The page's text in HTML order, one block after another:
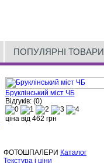
ПОПУЛЯРНІ ТОВАРИ
Бруклінський міст ЧБ
Відгуків: (0)
ціна від 462 грн
ФОТОШПАЛЕРИ Каталог
Текстура і ціни